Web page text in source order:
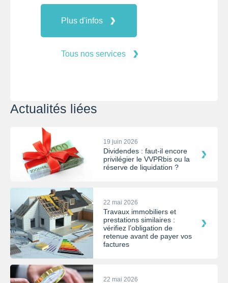
Plus d'infos
Tous nos services
Actualités liées
19 juin 2026
Dividendes : faut-il encore
privilégier le VVPRbis ou la
réserve de liquidation ?
22 mai 2026
Travaux immobiliers et
prestations similaires :
vérifiez l’obligation de
retenue avant de payer vos
factures
22 mai 2026